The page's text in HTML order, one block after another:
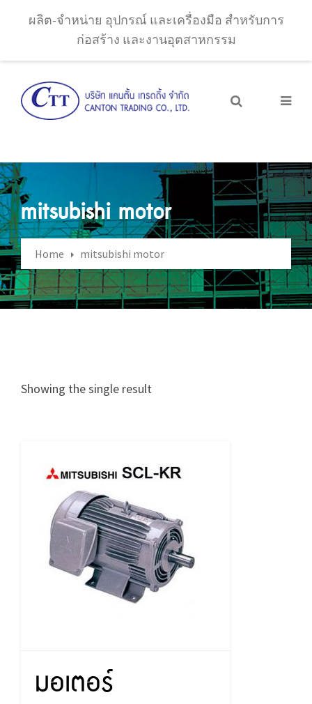
ผลิต-จำหน่าย อุปกรณ์ และเครื่องมือ สำหรับการ
ก่อสร้าง และงานอุตสาหกรรม
mitsubishi motor
Home mitsubishi motor
Showing the single result
มอเตอร์